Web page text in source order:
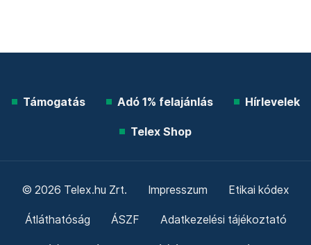
Támogatás Adó 1% felajánlás Hírlevelek
Telex Shop
© 2026 Telex.hu Zrt. Impresszum Etikai kódex
Átláthatóság ÁSZF Adatkezelési tájékoztató